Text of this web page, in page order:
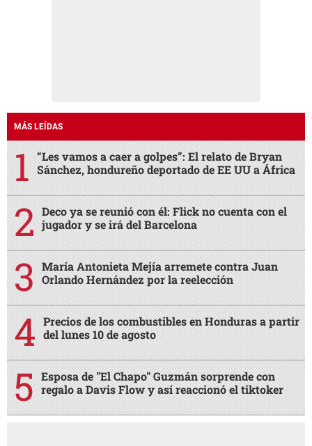
MÁS LEÍDAS
“Les vamos a caer a golpes”: El relato de Bryan
Sánchez, hondureño deportado de EE UU a África
Deco ya se reunió con él: Flick no cuenta con el
jugador y se irá del Barcelona
María Antonieta Mejía arremete contra Juan
Orlando Hernández por la reelección
Precios de los combustibles en Honduras a partir
del lunes 10 de agosto
Esposa de "El Chapo" Guzmán sorprende con
regalo a Davis Flow y así reaccionó el tiktoker